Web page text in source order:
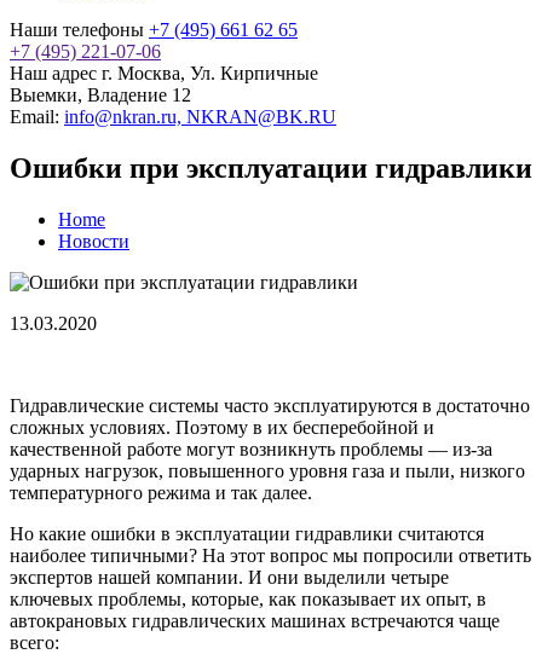
Наши телефоны +7 (495) 661 62 65
+7 (495) 221-07-06
Наш адрес г. Москва, Ул. Кирпичные
Выемки, Владение 12
Email: info@nkran.ru, NKRAN@BK.RU
Ошибки при эксплуатации гидравлики
Home
Новости
13.03.2020
Гидравлические системы часто эксплуатируются в достаточно
сложных условиях. Поэтому в их бесперебойной и
качественной работе могут возникнуть проблемы — из-за
ударных нагрузок, повышенного уровня газа и пыли, низкого
температурного режима и так далее.
Но какие ошибки в эксплуатации гидравлики считаются
наиболее типичными? На этот вопрос мы попросили ответить
экспертов нашей компании. И они выделили четыре
ключевых проблемы, которые, как показывает их опыт, в
автокрановых гидравлических машинах встречаются чаще
всего: